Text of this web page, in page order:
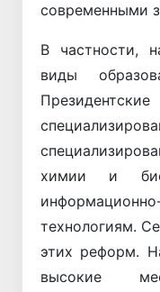
современными
В частности,
виды
химии и
технологиям.
этих реформ.
высокие